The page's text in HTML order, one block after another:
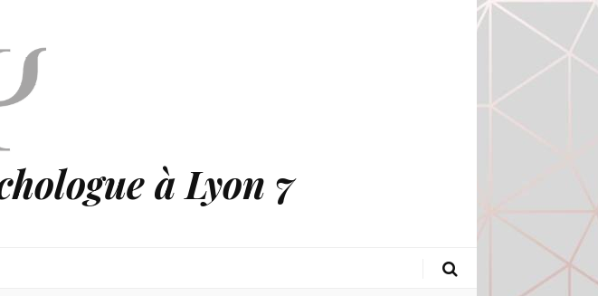
à Lyon 7